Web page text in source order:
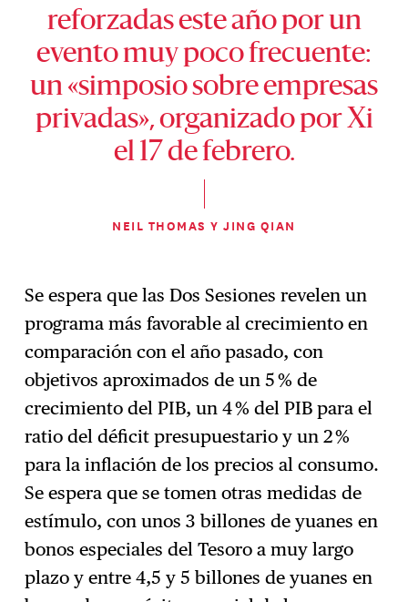
reforzadas este año por un
evento muy poco frecuente:
un «simposio sobre empresas
privadas», organizado por Xi
el 17 de febrero.
NEIL THOMAS Y JING QIAN
Se espera que las Dos Sesiones revelen un
programa más favorable al crecimiento en
comparación con el año pasado, con
objetivos aproximados de un 5 % de
crecimiento del PIB, un 4 % del PIB para el
ratio del déficit presupuestario y un 2 %
para la inflación de los precios al consumo.
Se espera que se tomen otras medidas de
estímulo, con unos 3 billones de yuanes en
bonos especiales del Tesoro a muy largo
plazo y entre 4,5 y 5 billones de yuanes en